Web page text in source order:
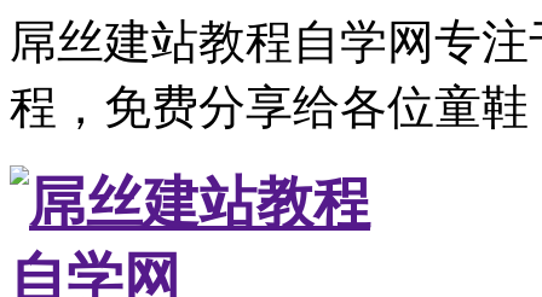
屌丝建站教程自学网专
程，免费分享给各位童